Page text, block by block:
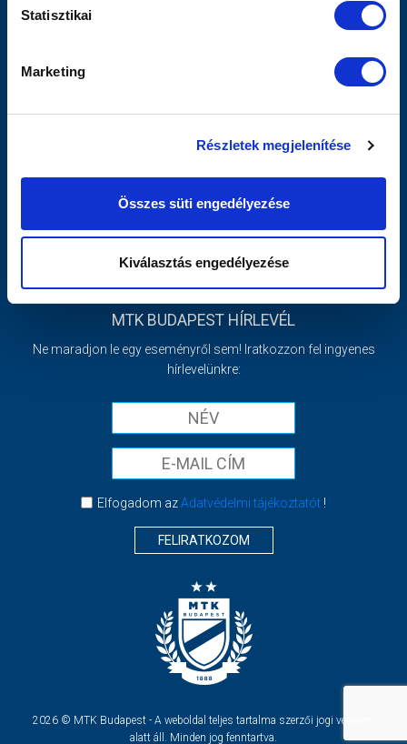
Statisztikai
Marketing
Részletek megjelenítése
Összes süti engedélyezése
Kiválasztás engedélyezése
Kapcsolat
INFORMÁCIÓK
Impresszum
Sajtó
MTK BUDAPEST HÍRLEVÉL
Ne maradjon le egy eseményről sem! Iratkozzon fel ingyenes
hírlevelünkre:
Elfogadom azAdatvédelmi tájékoztatót!
FELIRATKOZOM
2026 © MTK Budapest - A weboldal teljes tartalma szerzői jogi védelem
alatt áll. Minden jog fenntartva.